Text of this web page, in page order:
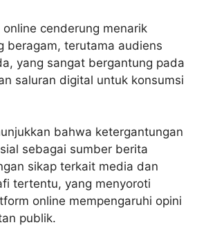
cenderung menarik
beragam, terutama audiens
yang sangat bergantung pada
saluran digital untuk konsumsi
bahwa ketergantungan
sebagai sumber berita
sikap terkait media dan
tertentu, yang menyoroti
online mempengaruhi opini
publik.